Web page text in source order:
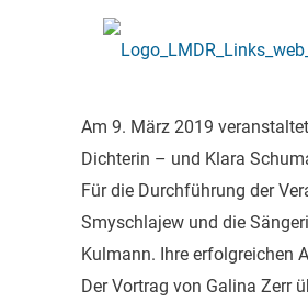
Am 9. März 2019
Dichterin – und Klara
Für die Durchführung der
Smyschlajew und die
Kulmann. Ihre erfolgreichen
Der Vortrag von Galina Zerr